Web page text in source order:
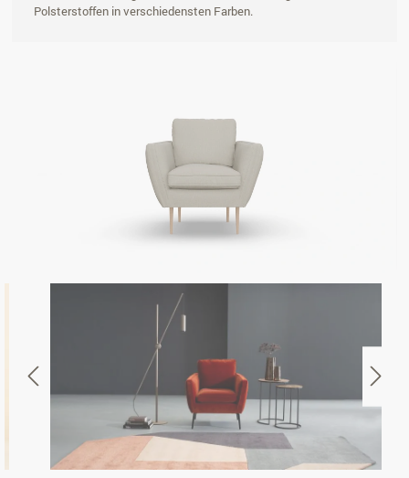
Polsterstoffen in verschiedensten Farben.